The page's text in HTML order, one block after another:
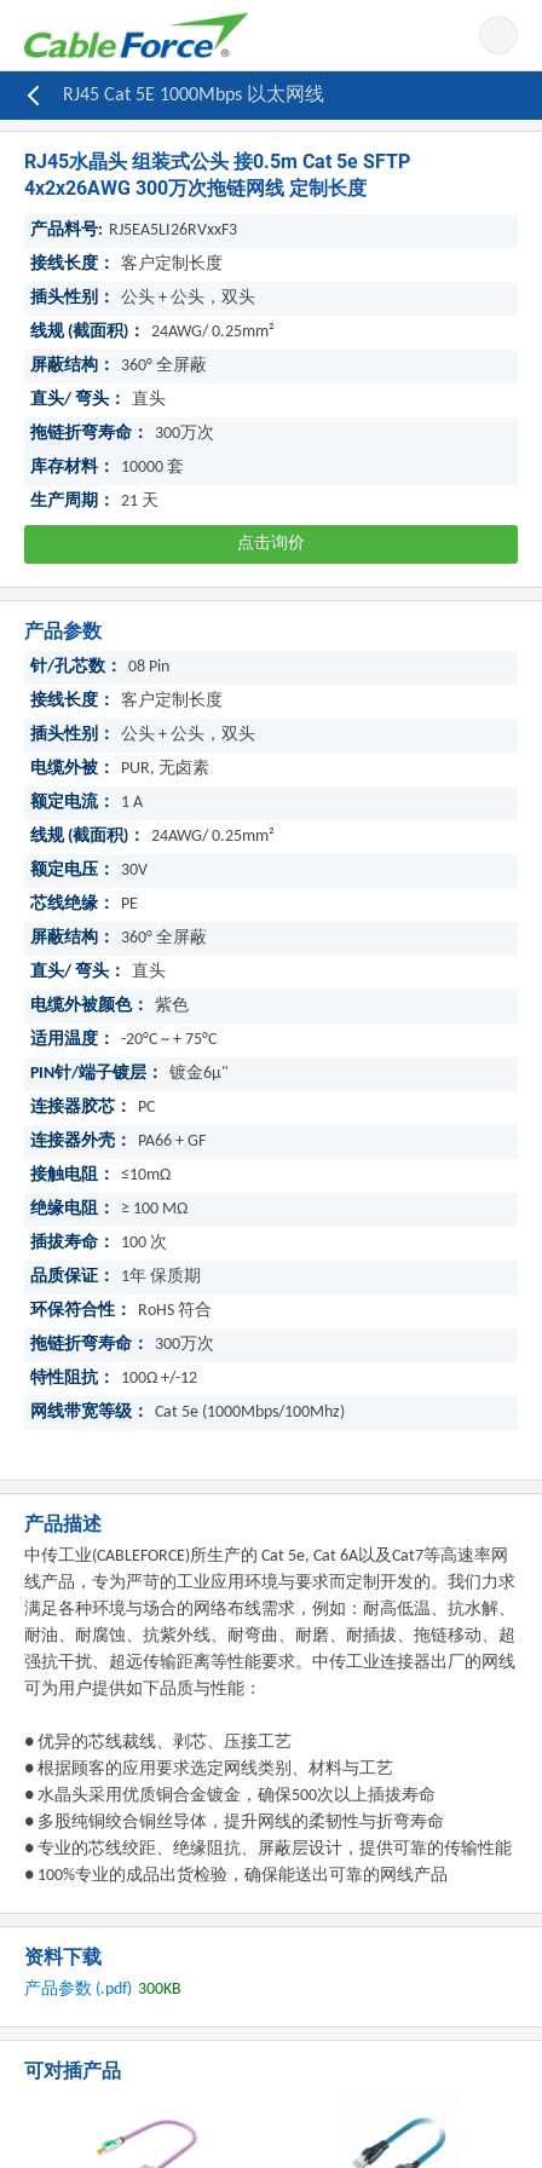
RJ45 Cat 5E 1000Mbps 以太网线
RJ45水晶头 组装式公头 接0.5m Cat 5e SFTP
4x2x26AWG 300万次拖链网线 定制长度
产品料号: RJ5EA5LI26RVxxF3
接线长度：
客户定制长度
插头性别：
公头 + 公头，双头
线规 (截面积)：
24AWG/ 0.25mm²
屏蔽结构：
360° 全屏蔽
直头/ 弯头：
直头
拖链折弯寿命：
300万次
库存材料：
10000 套
生产周期：
21 天
点击询价
产品参数
针/孔芯数：
08 Pin
接线长度：
客户定制长度
插头性别：
公头 + 公头，双头
电缆外被：
PUR, 无卤素
额定电流：
1 A
线规 (截面积)：
24AWG/ 0.25mm²
额定电压：
30V
芯线绝缘：
PE
屏蔽结构：
360° 全屏蔽
直头/ 弯头：
直头
电缆外被颜色：
紫色
适用温度：
-20°C ~ + 75°C
PIN针/端子镀层：
镀金6μ"
连接器胶芯：
PC
连接器外壳：
PA66 + GF
接触电阻：
≤10mΩ
绝缘电阻：
≥ 100 MΩ
插拔寿命：
100 次
品质保证：
1年 保质期
环保符合性：
RoHS 符合
拖链折弯寿命：
300万次
特性阻抗：
100Ω +/-12
网线带宽等级：
Cat 5e (1000Mbps/100Mhz)
产品描述
中传工业(CABLEFORCE)所生产的 Cat 5e, Cat 6A以及Cat7等高速率网
线产品，专为严苛的工业应用环境与要求而定制开发的。我们力求
满足各种环境与场合的网络布线需求，例如：耐高低温、抗水解、
耐油、耐腐蚀、抗紫外线、耐弯曲、耐磨、耐插拔、拖链移动、超
强抗干扰、超远传输距离等性能要求。中传工业连接器出厂的网线
可为用户提供如下品质与性能：
● 优异的芯线裁线、剥芯、压接工艺
● 根据顾客的应用要求选定网线类别、材料与工艺
● 水晶头采用优质铜合金镀金，确保500次以上插拔寿命
● 多股纯铜绞合铜丝导体，提升网线的柔韧性与折弯寿命
● 专业的芯线绞距、绝缘阻抗、屏蔽层设计，提供可靠的传输性能
● 100%专业的成品出货检验，确保能送出可靠的网线产品
资料下载
产品参数 (.pdf) 300KB
可对插产品